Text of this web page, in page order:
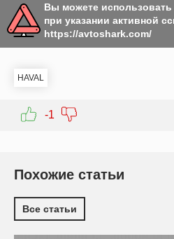
Вы можете
при указании активной
https://avtoshark.com/
HAVAL
-1
Похожие статьи
Все статьи